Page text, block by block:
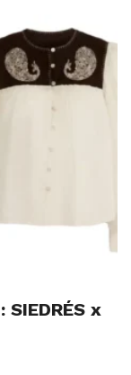
SIEDRÉS x